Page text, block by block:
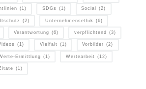
(1) SDGs (1) Social (2)
(2) Unternehmensethik (6)
Verantwortung (6) verpflichtend (3)
(1) Vielfalt (1) Vorbilder (2)
Ermittlung (1) Wertearbeit (12)
(1)